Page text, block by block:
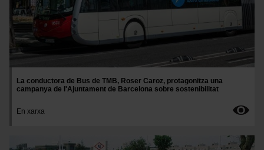
La conductora de Bus de TMB, Roser Caroz, protagonitza una
campanya de l'Ajuntament de Barcelona sobre sostenibilitat
En xarxa
Imatge